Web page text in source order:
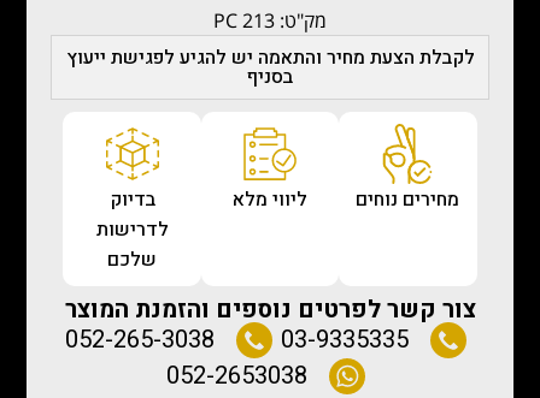
מק"ט: PC 213
לקבלת הצעת מחיר והתאמה יש להגיע לפגישת ייעוץ
בסניף
מחירים נוחים ליווי מלא
בדיוק
לדרישות
שלכם
צור קשר לפרטים נוספים והזמנת המוצר
03-9335335
052-265-3038
052-2653038